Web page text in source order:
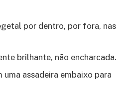
por dentro, por fora, nas
brilhante, não encharcada.
assadeira embaixo para